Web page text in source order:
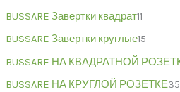
BUSSARE Завертки квадрат11
BUSSARE Завертки круглые15
BUSSARE НА КВАДРАТНОЙ
BUSSARE НА КРУГЛОЙ РОЗЕТКЕ35